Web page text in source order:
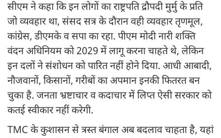
सीएम ने कहा कि इन लोगों का राष्ट्रपति द्रौपदी मुर्मु के प्रति
जो व्यवहार था, संसद सत्र के दौरान वही व्यवहार तृणमूल,
कांग्रेस, डीएमके व सपा का रहा. पीएम मोदी नारी शक्ति
वंदन अधिनियम को 2029 में लागू करना चाहते थे, लेकिन
इन दलों ने संशोधन को पारित नहीं होने दिया. आधी आबादी,
नौजवानों, किसानों, गरीबों का अपमान इनकी फितरत बन
चुका है. जनता भ्रष्टाचार व कदाचार में लिप्त ऐसी सरकार को
कतई स्वीकार नहीं करेगी.
TMC के कुशासन से त्रस्त बंगाल अब बदलाव चाहता है, यहां